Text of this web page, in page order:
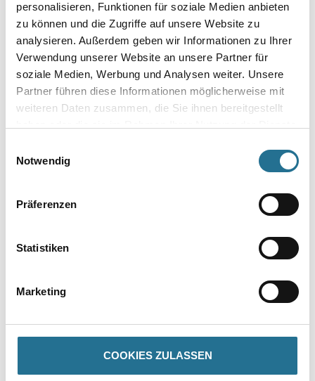
personalisieren, Funktionen für soziale Medien anbieten
zu können und die Zugriffe auf unsere Website zu
analysieren. Außerdem geben wir Informationen zu Ihrer
Verwendung unserer Website an unsere Partner für
soziale Medien, Werbung und Analysen weiter. Unsere
Partner führen diese Informationen möglicherweise mit
weiteren Daten zusammen, die Sie ihnen bereitgestellt
Notwendig
Präferenzen
Statistiken
Marketing
COOKIES ZULASSEN
Produkteigenschaft
- Holzöl auf Basis natürlicher, veredelter Öle
- Für senkrechte Flächen außen wie Fassaden oder Balkone
- Gute Wetterbeständigkeit durch spezielle UV-Filter, insbesondere
bei den Farbtönen Natur und Lärche
- Anstrich schützt vor Bläue- und Schimmelpilzbefall
- Hohe Farbtonvielfalt das C4Y-Farbmischsystem